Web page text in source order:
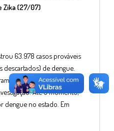
Zika (27/07)
63.978 casos prováveis
descartados) de dengue.
confirmados para a
Até o momento,
dengue no estado. Em